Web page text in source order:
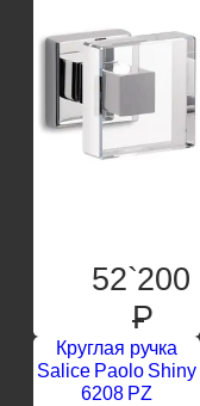
52`200
P
Круглая ручка
Salice Paolo Shiny
6208 PZ